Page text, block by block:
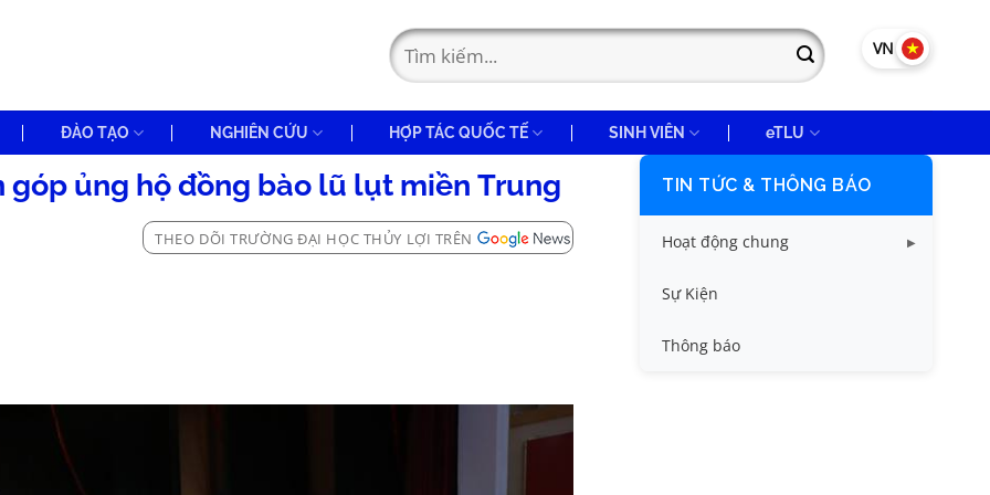
VN EN
ĐÀO TẠO NGHIÊN CỨU HỢP TÁC QUỐC TẾ SINH VIÊN eTLU
ủng hộ đồng bào lũ lụt miền Trung
THEO DÕI TRƯỜNG ĐẠI HỌC THỦY LỢI TRÊN
TIN TỨC & THÔNG BÁO
Hoạt động chung
Tin công tác sinh viên
Tin đào tạo
Sự Kiện
Thông báo